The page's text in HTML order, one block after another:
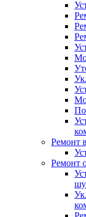
Ремонт
Ремонт